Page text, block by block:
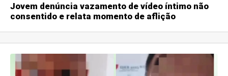
Jovem denúncia vazamento de vídeo íntimo não
consentido e relata momento de aflição